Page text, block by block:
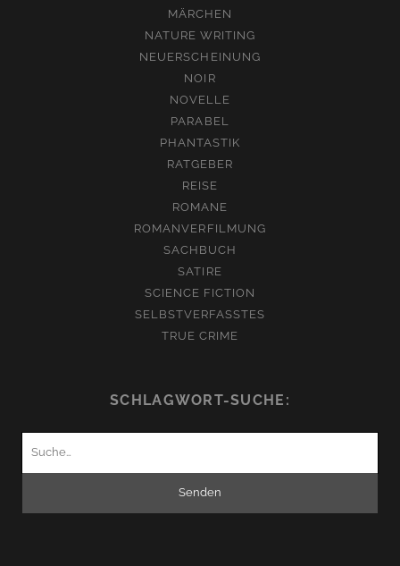
MÄRCHEN
NATURE WRITING
NEUERSCHEINUNG
NOIR
NOVELLE
PARABEL
PHANTASTIK
RATGEBER
REISE
ROMANE
ROMANVERFILMUNG
SACHBUCH
SATIRE
SCIENCE FICTION
SELBSTVERFASSTES
TRUE CRIME
SCHLAGWORT-SUCHE: